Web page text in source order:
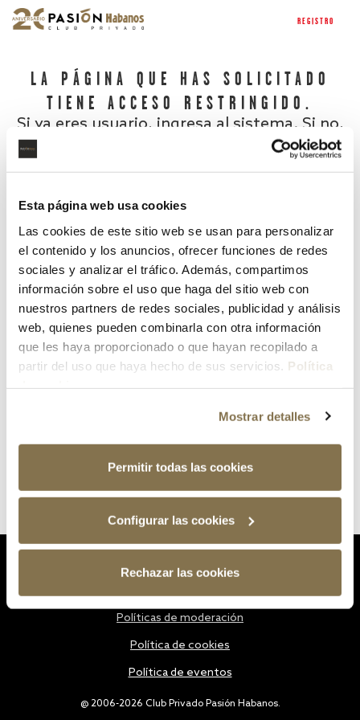
Esta página web usa cookies
Las cookies de este sitio web se usan para personalizar
el contenido y los anuncios, ofrecer funciones de redes
sociales y analizar el tráfico. Además, compartimos
información sobre el uso que haga del sitio web con
nuestros partners de redes sociales, publicidad y análisis
web, quienes pueden combinarla con otra información
que les haya proporcionado o que hayan recopilado a
partir del uso que haya hecho de sus servicios. Política
Mostrar detalles
Permitir todas las cookies
Configurar las cookies
Rechazar las cookies
REGISTRO
LA PÁGINA QUE HAS SOLICITADO
TIENE ACCESO RESTRINGIDO.
Si ya eres usuario, ingresa al sistema. Si no,
¿Has olvidado tu contraseña?
@ 2006-2026 Club Privado Pasión Habanos.
Políticas de moderación
Política de cookies
Política de eventos